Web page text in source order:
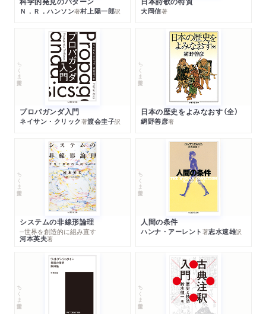
Ｎ．Ｒ．ハンソン著村上陽一郎訳 大岡信著
ちくま学芸文庫
プロパガンダ入門
ネイサン・クリック著渡会圭子訳
ちくま学芸文庫
日本の歴史をよみなおす（全）
網野善彦著
ちくま学芸文庫
システムの非線形論理
─世界を創造的に組み直す
河本英夫著
ちくま学芸文庫
人間の条件
ハンナ・アーレント 著志水速雄訳
ちくま学芸文庫 ちくま学芸文庫